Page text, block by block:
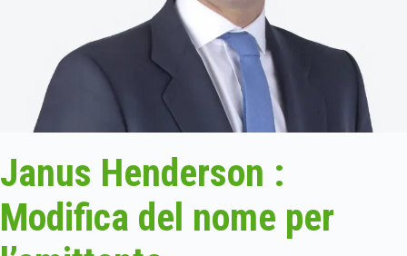
Janus Henderson :
Modifica del nome per